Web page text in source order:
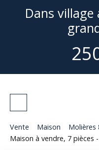
Dans village
Vente Maison
Molières
Maison à vendre, 7 pièces